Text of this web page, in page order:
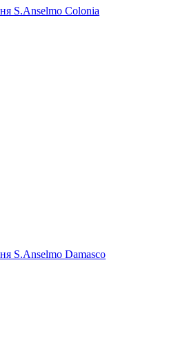
S.Anselmo Colonia
S.Anselmo Damasco